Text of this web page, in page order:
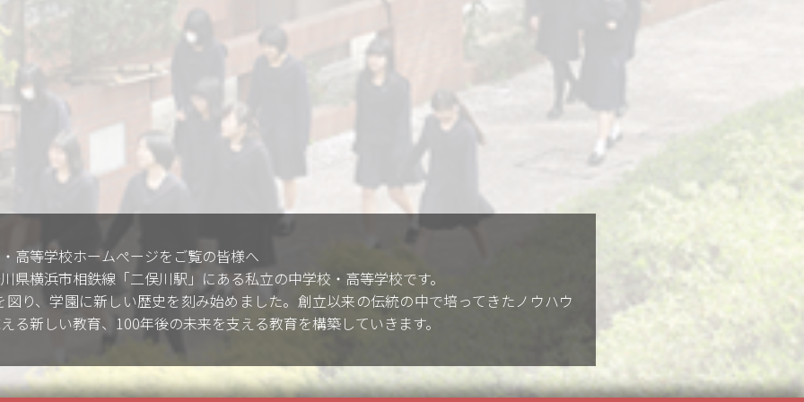
高等学校ホームぺージをご覧の皆様へ
県横浜市相鉄線「二俣川駅」にある私立の中学校・高等学校です。
り、学園に新しい歴史を刻み始めました。創立以来の伝統の中で培ってきたノウハウ
る新しい教育、100年後の未来を支える教育を構築していきます。